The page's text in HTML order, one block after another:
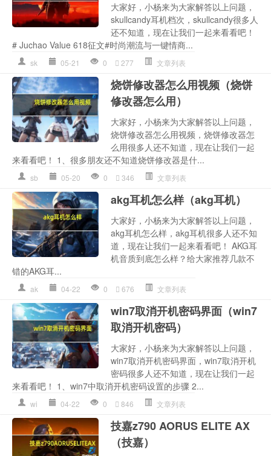
大家好，小杨来为大家解答以上问题，
skullcandy耳机档次，skullcandy很多人
还不知道，现在让我们一起来看看吧！
# Juchao Value 618征文#时尚潮流与一键情商...
sk 05-21 0 277 文章列表
烧饼修改器怎么用视频（烧饼
修改器怎么用）
大家好，小杨来为大家解答以上问题，
烧饼修改器怎么用视频，烧饼修改器怎
么用很多人还不知道，现在让我们一起
来看看吧！ 1、很多朋友还不知道烧饼修改器是什...
sb 05-20 0 346 文章列表
akg耳机怎么样（akg耳机）
大家好，小杨来为大家解答以上问题，
akg耳机怎么样，akg耳机很多人还不知
道，现在让我们一起来看看吧！ AKG耳
机音质到底怎么样？给大家推荐几款不
错的AKG耳...
ak 04-22 0 676 文章列表
win7取消开机密码界面（win7
取消开机密码）
大家好，小杨来为大家解答以上问题，
win7取消开机密码界面，win7取消开机
密码很多人还不知道，现在让我们一起
来看看吧！ 1、win7中取消开机密码设置的步骤 2...
wi 04-22 0 846 文章列表
技嘉z790 AORUS ELITE AX
（技嘉）